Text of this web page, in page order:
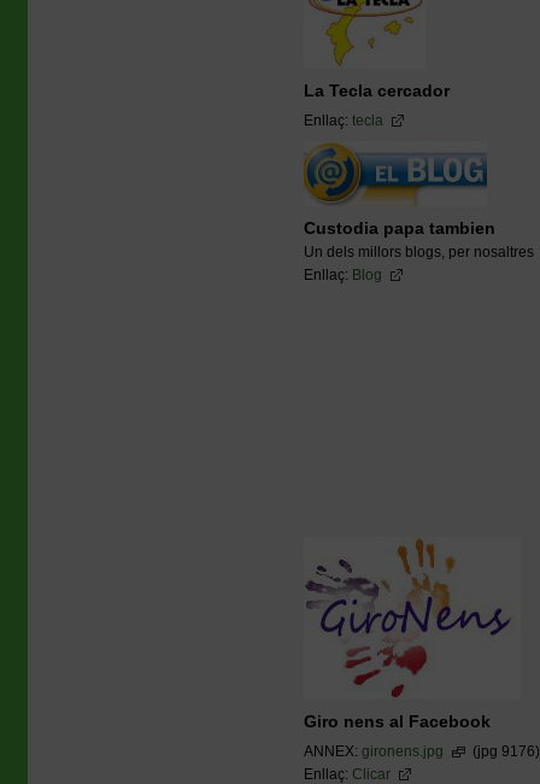
La Tecla cercador
Enllaç: tecla
Custodia papa tambien
Un dels millors blogs, per nosaltres
Enllaç: Blog
Giro nens al Facebook
ANNEX: gironens.jpg
(jpg 9176)
Enllaç: Clicar